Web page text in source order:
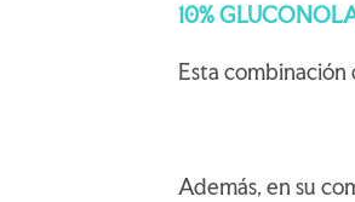
10%
Esta combinación
Además, en su